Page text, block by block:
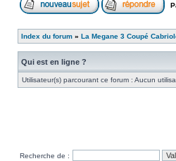
Index du forum » La Megane 3 Coupé
Qui est en ligne ?
Utilisateur(s) parcourant ce forum : Aucun
Recherche de :